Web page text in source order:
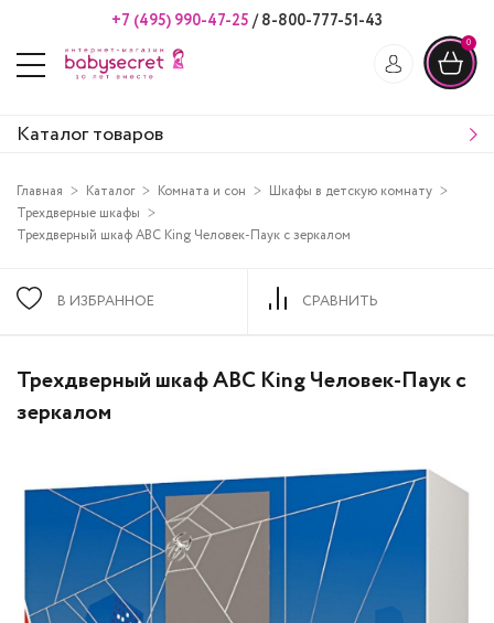
+7 (495) 990-47-25 /8-800-777-51-43
0
Каталог товаров
Главная Каталог Комната и сон
Шкафы в детскую комнату
Трехдверные шкафы
Трехдверный шкаф ABC King Человек-Паук с зеркалом
В ИЗБРАННОЕ СРАВНИТЬ
Трехдверный шкаф ABC King Человек-Паук с
зеркалом